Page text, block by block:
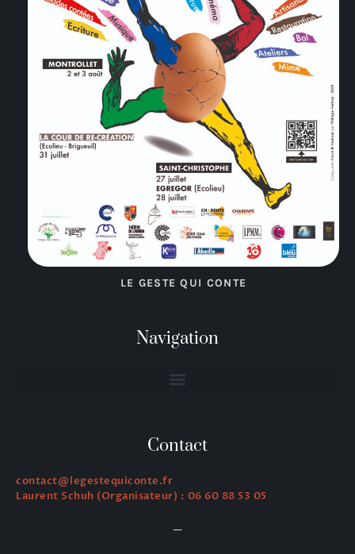
LE GESTE QUI CONTE
Navigation
Contact
contact@legestequiconte.fr
Laurent Schuh (Organisateur) : 06 60 88 53 05
—